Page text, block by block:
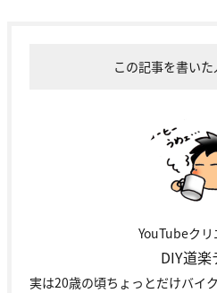
この記事を書い
YouTubeクリ
DIY道楽
実は20歳の頃ちょっとだけバイ